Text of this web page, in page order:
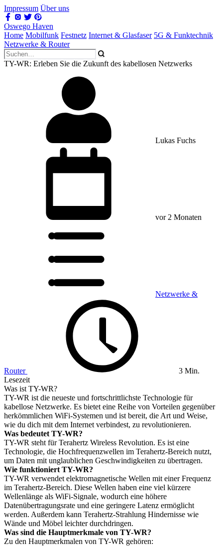
Impressum Über uns
Oswego Haven
Home Mobilfunk Festnetz Internet & Glasfaser 5G & Funktechnik
Netzwerke & Router
TY-WR: Erleben Sie die Zukunft des kabellosen Netzwerks
Lukas Fuchs
vor 2 Monaten
Netzwerke &
Router
3 Min.
Lesezeit
Was ist TY-WR?
TY-WR ist die neueste und fortschrittlichste Technologie für
kabellose Netzwerke. Es bietet eine Reihe von Vorteilen gegenüber
herkömmlichen WiFi-Systemen und ist bereit, die Art und Weise,
wie du dich mit dem Internet verbindest, zu revolutionieren.
Was bedeutet TY-WR?
TY-WR steht für Terahertz Wireless Revolution. Es ist eine
Technologie, die Hochfrequenzwellen im Terahertz-Bereich nutzt,
um Daten mit unglaublichen Geschwindigkeiten zu übertragen.
Wie funktioniert TY-WR?
TY-WR verwendet elektromagnetische Wellen mit einer Frequenz
im Terahertz-Bereich. Diese Wellen haben eine viel kürzere
Wellenlänge als WiFi-Signale, wodurch eine höhere
Datenübertragungsrate und eine geringere Latenz ermöglicht
werden. Außerdem kann Terahertz-Strahlung Hindernisse wie
Wände und Möbel leichter durchdringen.
Was sind die Hauptmerkmale von TY-WR?
Zu den Hauptmerkmalen von TY-WR gehören: